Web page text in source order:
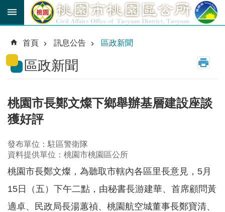
跳到主要內容區塊
育
貼
公
路
線
民
卡
進
階
搜
尋
首頁 訊息公告 區政新聞
區政新聞
桃園市長鄭文燦下鄉舉辦基層建設座談
獲好評
發布單位：駐區警衛隊
資料提供單位：桃園市桃園區公所
桃園市長鄭文燦，為聽取市轄內各區里長意見， 5月
15日（五）下午二點，由秘書長游建華、首席顧問黃
適卓、民政局長湯蕙禎、桃園航空城董事長鄭寶清、